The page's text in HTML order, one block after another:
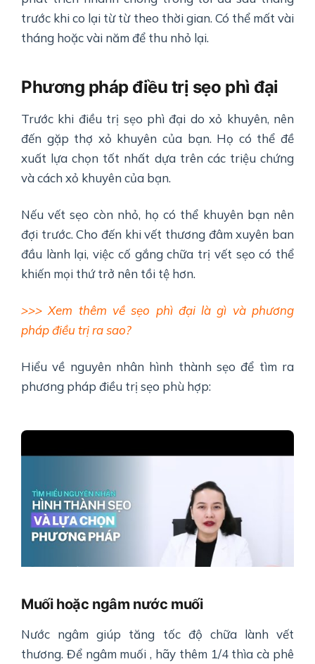
trước khi co lại từ từ theo thời gian. Có thể mất vài
tháng hoặc vài năm để thu nhỏ lại.
Phương pháp điều trị sẹo phì đại
Trước khi điều trị sẹo phì đại do xỏ khuyên, nên
đến gặp thợ xỏ khuyên của bạn. Họ có thể đề
xuất lựa chọn tốt nhất dựa trên các triệu chứng
và cách xỏ khuyên của bạn.
Nếu vết sẹo còn nhỏ, họ có thể khuyên bạn nên
đợi trước. Cho đến khi vết thương đâm xuyên ban
đầu lành lại, việc cố gắng chữa trị vết sẹo có thể
khiến mọi thứ trở nên tồi tệ hơn.
>>> Xem thêm về sẹo phì đại là gì và phương
pháp điều trị ra sao?
Hiểu về nguyên nhân hình thành sẹo để tìm ra
phương pháp điều trị sẹo phù hợp:
Muối hoặc ngâm nước muối
Nước ngâm giúp tăng tốc độ chữa lành vết
thương. Để ngâm muối , hãy thêm 1/4 thìa cà phê